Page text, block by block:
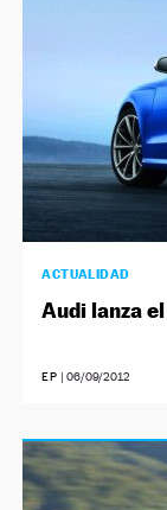
ACTUALIDAD
Audi lanza
EP 06/09/2012